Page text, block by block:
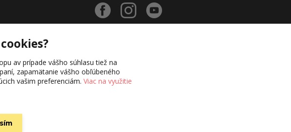
av prípade vášho súhlasu tiež na
zapamätanie vášho obľúbeného
vašim preferenciám. Viac na využitie